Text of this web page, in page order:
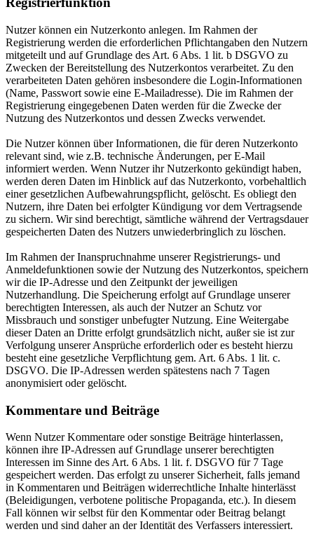
Nutzer können ein Nutzerkonto anlegen. Im Rahmen der
Registrierung werden die erforderlichen Pflichtangaben den Nutzern
mitgeteilt und auf Grundlage des Art. 6 Abs. 1 lit. b DSGVO zu
Zwecken der Bereitstellung des Nutzerkontos verarbeitet. Zu den
verarbeiteten Daten gehören insbesondere die Login-Informationen
(Name, Passwort sowie eine E-Mailadresse). Die im Rahmen der
Registrierung eingegebenen Daten werden für die Zwecke der
Nutzung des Nutzerkontos und dessen Zwecks verwendet.
Die Nutzer können über Informationen, die für deren Nutzerkonto
relevant sind, wie z.B. technische Änderungen, per E-Mail
informiert werden. Wenn Nutzer ihr Nutzerkonto gekündigt haben,
werden deren Daten im Hinblick auf das Nutzerkonto, vorbehaltlich
einer gesetzlichen Aufbewahrungspflicht, gelöscht. Es obliegt den
Nutzern, ihre Daten bei erfolgter Kündigung vor dem Vertragsende
zu sichern. Wir sind berechtigt, sämtliche während der Vertragsdauer
gespeicherten Daten des Nutzers unwiederbringlich zu löschen.
Im Rahmen der Inanspruchnahme unserer Registrierungs- und
Anmeldefunktionen sowie der Nutzung des Nutzerkontos, speichern
wir die IP-Adresse und den Zeitpunkt der jeweiligen
Nutzerhandlung. Die Speicherung erfolgt auf Grundlage unserer
berechtigten Interessen, als auch der Nutzer an Schutz vor
Missbrauch und sonstiger unbefugter Nutzung. Eine Weitergabe
dieser Daten an Dritte erfolgt grundsätzlich nicht, außer sie ist zur
Verfolgung unserer Ansprüche erforderlich oder es besteht hierzu
besteht eine gesetzliche Verpflichtung gem. Art. 6 Abs. 1 lit. c.
DSGVO. Die IP-Adressen werden spätestens nach 7 Tagen
anonymisiert oder gelöscht.
Kommentare und Beiträge
Wenn Nutzer Kommentare oder sonstige Beiträge hinterlassen,
können ihre IP-Adressen auf Grundlage unserer berechtigten
Interessen im Sinne des Art. 6 Abs. 1 lit. f. DSGVO für 7 Tage
gespeichert werden. Das erfolgt zu unserer Sicherheit, falls jemand
in Kommentaren und Beiträgen widerrechtliche Inhalte hinterlässt
(Beleidigungen, verbotene politische Propaganda, etc.). In diesem
Fall können wir selbst für den Kommentar oder Beitrag belangt
werden und sind daher an der Identität des Verfassers interessiert.